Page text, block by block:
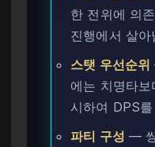
한 전위에 의
진행에서 살아
스탯 우선순위
에는 치명타
시하여 DPS
파티 구성 —